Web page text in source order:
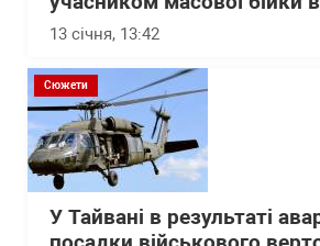
13 січня, 13:42
Сюжети
У Тайвані в результаті